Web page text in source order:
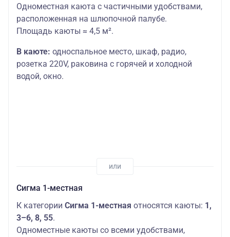
Одноместная каюта с частичными удобствами,
расположенная на шлюпочной палубе.
Площадь каюты ≈ 4,5 м².
В каюте: односпальное место, шкаф, радио,
розетка 220V, раковина с горячей и холодной
водой, окно.
Сигма 1-местная
К категории Сигма 1-местная относятся каюты: 1,
3–6, 8, 55.
Одноместные каюты со всеми удобствами,